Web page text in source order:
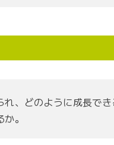
、どのように成長でき
。